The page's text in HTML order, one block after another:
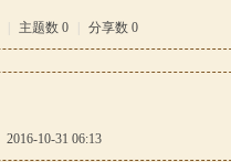
主题数 0 分享数 0
2016-10-31 06:13